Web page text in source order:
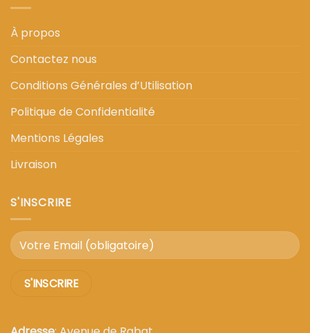
À propos
Contactez nous
Conditions Générales d’Utilisation
Politique de Confidentialité
Mentions Légales
Livraison
S'INSCRIRE